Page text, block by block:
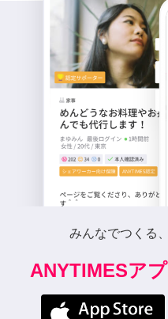
みんなでつくる
ANYTIMESア